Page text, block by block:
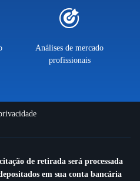
Análises de mercado
profissionais
de retirada será processada
em sua conta bancária